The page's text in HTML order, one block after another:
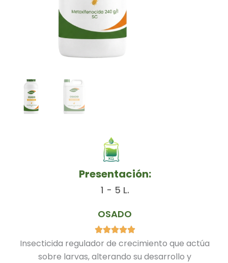
Presentación:
1 - 5 L.
OSADO
Insecticida regulador de crecimiento que actúa
sobre larvas, alterando su desarrollo y